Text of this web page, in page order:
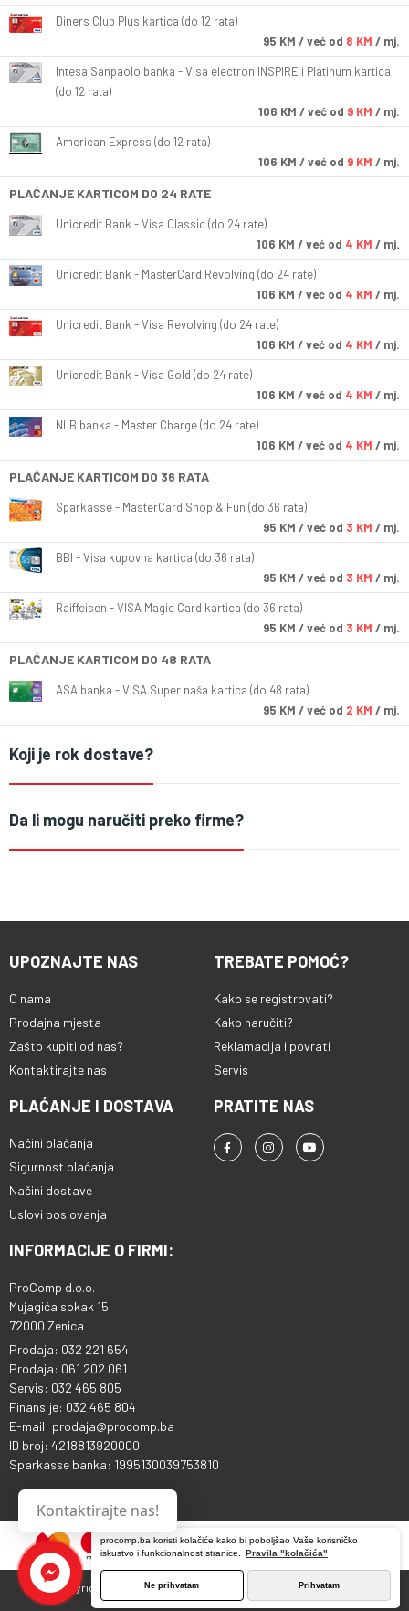
procomp.ba koristi kolačiće kako bi poboljšao Vaše korisničko
iskustvo i funkcionalnost stranice.
Pravila "kolačića"
Ne prihvatam Prihvatam
Diners Club Plus kartica (do 12 rata)
95 KM / već od 8 KM / mj.
Intesa Sanpaolo banka - Visa electron INSPIRE i Platinum kartica
(do 12 rata)
106 KM / već od 9 KM / mj.
American Express (do 12 rata)
106 KM / već od 9 KM / mj.
PLAĆANJE KARTICOM DO 24 RATE
Unicredit Bank - Visa Classic (do 24 rate)
106 KM / već od 4 KM / mj.
Unicredit Bank - MasterCard Revolving (do 24 rate)
106 KM / već od 4 KM / mj.
Unicredit Bank - Visa Revolving (do 24 rate)
106 KM / već od 4 KM / mj.
Unicredit Bank - Visa Gold (do 24 rate)
106 KM / već od 4 KM / mj.
NLB banka - Master Charge (do 24 rate)
106 KM / već od 4 KM / mj.
PLAĆANJE KARTICOM DO 36 RATA
Sparkasse - MasterCard Shop & Fun (do 36 rata)
95 KM / već od 3 KM / mj.
BBI - Visa kupovna kartica (do 36 rata)
95 KM / već od 3 KM / mj.
Raiffeisen - VISA Magic Card kartica (do 36 rata)
95 KM / već od 3 KM / mj.
PLAĆANJE KARTICOM DO 48 RATA
ASA banka - VISA Super naša kartica (do 48 rata)
95 KM / već od 2 KM / mj.
Koji je rok dostave?
Da li mogu naručiti preko firme?
UPOZNAJTE NAS
O nama
Prodajna mjesta
Zašto kupiti od nas?
Kontaktirajte nas
TREBATE POMOĆ?
Kako se registrovati?
Kako naručiti?
Reklamacija i povrati
Servis
PLAĆANJE I DOSTAVA
Načini plaćanja
Sigurnost plaćanja
Načini dostave
Uslovi poslovanja
PRATITE NAS
INFORMACIJE O FIRMI:
ProComp d.o.o.
Mujagića sokak 15
72000 Zenica
Prodaja: 032 221 654
Prodaja: 061 202 061
Servis: 032 465 805
Finansije: 032 465 804
E-mail: prodaja@procomp.ba
ID broj: 4218813920000
Sparkasse banka: 1995130039753810
Copyright © 2013 - 2026 ProComp d.o.o. Sva prava pridržana.
Kontaktirajte nas!